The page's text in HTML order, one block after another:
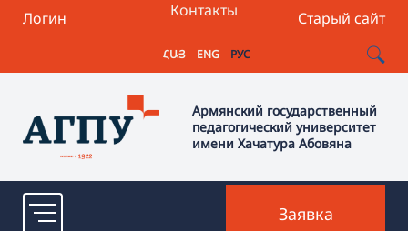
Логин Старый сайт
Контакты
ՀԱՅ ENG РУС
Армянский государственный
педагогический университет
имени Хачатура Абовяна
Заявка